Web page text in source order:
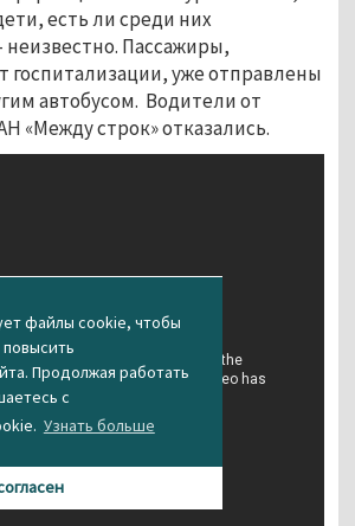
файлы cookie, чтобы
Продолжая работать
с
Узнать больше
есть ли среди них
Пассажиры,
госпитализации, уже отправлены
автобусом. Водители от
«Между строк» отказались.